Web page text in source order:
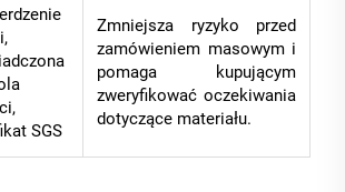
SGS
Zmniejsza ryzyko przed
zamówieniem masowym i
pomaga kupującym
zweryfikować oczekiwania
dotyczące materiału.